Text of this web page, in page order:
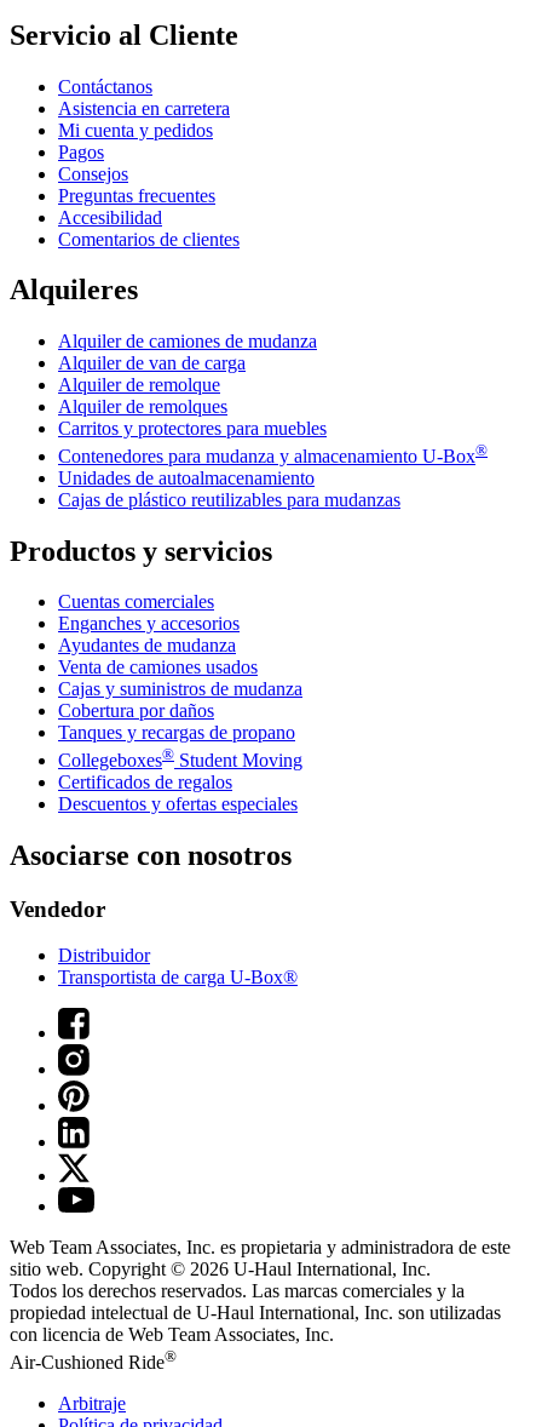
Servicio al Cliente
Contáctanos
Asistencia en carretera
Mi cuenta y pedidos
Pagos
Consejos
Preguntas frecuentes
Accesibilidad
Comentarios de clientes
Alquileres
Alquiler de camiones de mudanza
Alquiler de van de carga
Alquiler de remolque
Alquiler de remolques
Carritos y protectores para muebles
Contenedores para mudanza y almacenamiento U-Box®
Unidades de autoalmacenamiento
Cajas de plástico reutilizables para mudanzas
Productos y servicios
Cuentas comerciales
Enganches y accesorios
Ayudantes de mudanza
Venta de camiones usados
Cajas y suministros de mudanza
Cobertura por daños
Tanques y recargas de propano
Collegeboxes® Student Moving
Certificados de regalos
Descuentos y ofertas especiales
Asociarse con nosotros
Vendedor
Distribuidor
Transportista de carga U-Box®
Web Team Associates, Inc. es propietaria y administradora de este
sitio web. Copyright © 2026 U-Haul International, Inc.
Todos los derechos reservados. Las marcas comerciales y la
propiedad intelectual de U-Haul International, Inc. son utilizadas
con licencia de Web Team Associates, Inc.
Air-Cushioned Ride®
Arbitraje